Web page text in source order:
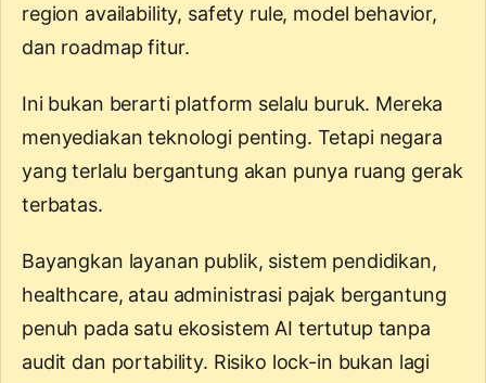
region availability, safety rule, model behavior,
dan roadmap fitur.
Ini bukan berarti platform selalu buruk. Mereka
menyediakan teknologi penting. Tetapi negara
yang terlalu bergantung akan punya ruang gerak
terbatas.
Bayangkan layanan publik, sistem pendidikan,
healthcare, atau administrasi pajak bergantung
penuh pada satu ekosistem AI tertutup tanpa
audit dan portability. Risiko lock-in bukan lagi